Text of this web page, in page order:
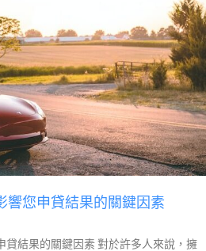
響您申貸結果的關鍵因素
貸結果的關鍵因素 對於許多人來說，擁